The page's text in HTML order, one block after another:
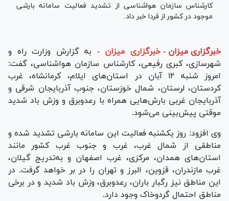
کارشناس سازمان هواشناسی از تشدید فعالیت سامانه بارشی
موجود در کشور از فردا خبر داد.
خبرگزاری میزان - خبرگزاری میزان - به گزارش وزارت راه و
شهرسازی، کبری رفیعی، کارشناس سازمان هواشناسی، گفت:
امروز شنبه ۱۲ آبان در استان‌های ایلام، کرمانشاه، غرب
کردستان، لرستان، شمال خوزستان، جنوب آذربایجان شرقی و
آذربایجان غربی بارش‌هایی همراه با رعدوبرق و وزش باد شدید
موقتی پیش‌بینی می‌شود.
وی افزود: روز یکشنبه فعالیت این سامانه بارشی تشدید شده و
مناطقی از شمال غرب، غرب و جنوب غرب کشور مانند
استان‌های همدان، مرکزی، غرب اصفهان و به‌تدریج گیلان،
غرب مازندران، قزوین، البرز و تهران را در بر خواهد گرفت. در
این مناطق نیز رگبار باران، رعدوبرق، وزش باد شدید و در برخی
مناطق احتمال گردوخاک وجود دارد.